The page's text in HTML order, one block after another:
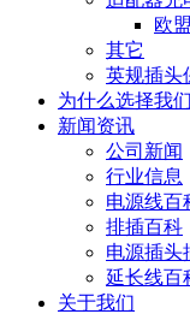
欧
其它
英规插头
为什么选择我们
新闻资讯
公司新闻
行业信息
电源线百
排插百科
电源插头
延长线百
关于我们